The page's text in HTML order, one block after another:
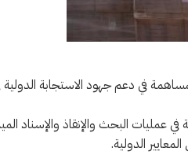
في دعم جهود الاستجابة
100 من الكوادر المتخصصة والمؤهلة في عمليات البحث والإنقاذ
الدولية.